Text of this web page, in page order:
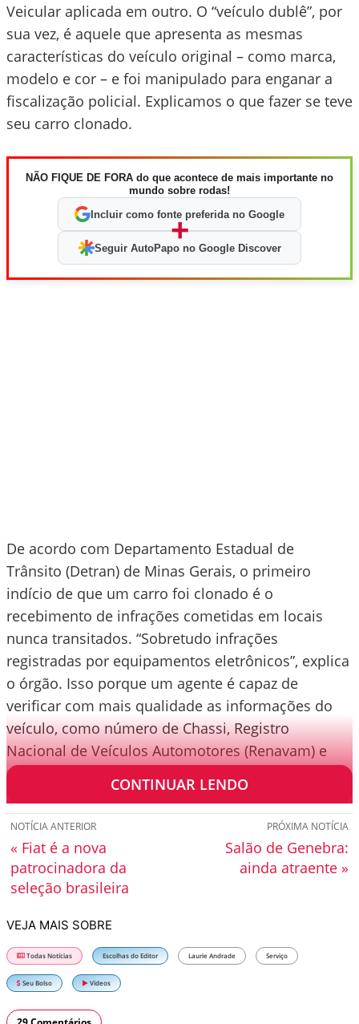
Veicular aplicada em outro. O “veículo dublê”, por
sua vez, é aquele que apresenta as mesmas
características do veículo original – como marca,
modelo e cor – e foi manipulado para enganar a
fiscalização policial. Explicamos o que fazer se teve
seu carro clonado.
NÃO FIQUE DE FORA do que acontece de mais importante no
mundo sobre rodas!
Incluir como fonte preferida no Google
+
Seguir AutoPapo no Google Discover
De acordo com Departamento Estadual de
Trânsito (Detran) de Minas Gerais, o primeiro
indício de que um carro foi clonado é o
recebimento de infrações cometidas em locais
nunca transitados. “Sobretudo infrações
registradas por equipamentos eletrônicos”, explica
o órgão. Isso porque um agente é capaz de
verificar com mais qualidade as informações do
veículo, como número de Chassi, Registro
Nacional de Veículos Automotores (Renavam) e
placa.
CONTINUAR LENDO
PRÓXIMA NOTÍCIA
Salão de Genebra:
ainda atraente »
NOTÍCIA ANTERIOR
« Fiat é a nova
patrocinadora da
seleção brasileira
VEJA MAIS SOBRE
Todas Notícias Escolhas do Editor Laurie Andrade Serviço
Seu Bolso Vídeos